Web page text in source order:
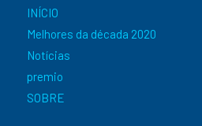
INÍCIO
Melhores da década 2020
Notícias
premio
SOBRE